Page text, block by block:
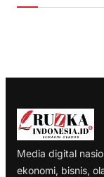
Media digital
ekonomi, bisnis,